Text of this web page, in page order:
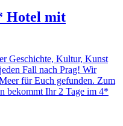
Hotel mit
Geschichte, Kultur, Kunst
Fall nach Prag! Wir
für Euch gefunden. Zum
bekommt Ihr 2 Tage im 4*